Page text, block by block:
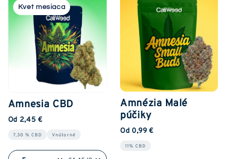
Kvet mesiaca
Amnesia CBD
Od 2,45 €
7,30 % CBD Vnútorné
Amnézia Malé
púčiky
Od 0,99 €
11% CBD